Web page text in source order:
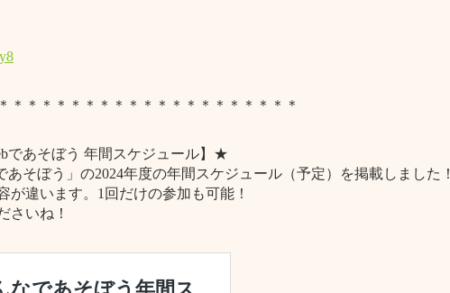
＊＊＊＊＊＊＊＊＊＊＊＊＊＊＊＊＊＊＊＊
であそぼう 年間スケジュール】★
あそぼう」の2024年度の年間スケジュール（予定）を掲載しました！
違います。1回だけの参加も可能！
さいね！